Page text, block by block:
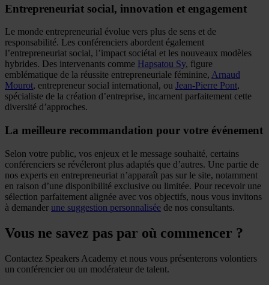
Entrepreneuriat social, innovation et engagement
Le monde entrepreneurial évolue vers plus de sens et de
responsabilité. Les conférenciers abordent également
l’entrepreneuriat social, l’impact sociétal et les nouveaux modèles
hybrides. Des intervenants comme Hapsatou Sy, figure
emblématique de la réussite entrepreneuriale féminine, Arnaud
Mourot, entrepreneur social international, ou Jean-Pierre Pont,
spécialiste de la création d’entreprise, incarnent parfaitement cette
diversité d’approches.
La meilleure recommandation pour votre événement
Selon votre public, vos enjeux et le message souhaité, certains
conférenciers se révéleront plus adaptés que d’autres. Une partie de
nos experts en entrepreneuriat n’apparaît pas sur le site, notamment
en raison d’une disponibilité exclusive ou limitée. Pour recevoir une
sélection parfaitement alignée avec vos objectifs, nous vous invitons
à demander une suggestion personnalisée de nos consultants.
Vous ne savez pas par où commencer ?
Contactez Speakers Academy et nous vous présenterons volontiers
un conférencier ou un modérateur de talent.